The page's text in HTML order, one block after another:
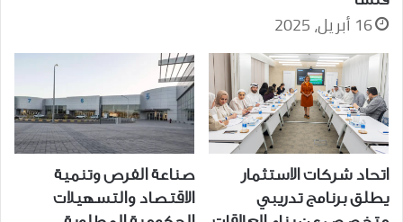
16 أبريل، 2025
اتحاد شركات الاستثمار
يطلق برنامج تدريبي
صناعة الفرص وتنمية
الاقتصاد والتسهيلات